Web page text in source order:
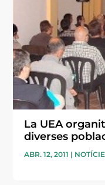
La UEA
diverses
ABR. 12, 2011 |